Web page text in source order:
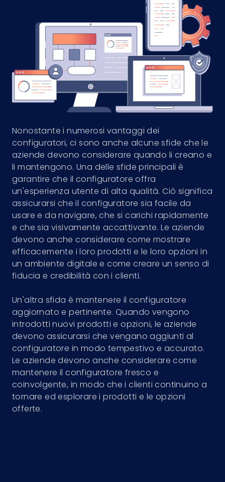
Nonostante i numerosi vantaggi dei
configuratori, ci sono anche alcune sfide che le
aziende devono considerare quando li creano e
li mantengono. Una delle sfide principali è
garantire che il configuratore offra
un'esperienza utente di alta qualità. Ciò significa
assicurarsi che il configuratore sia facile da
usare e da navigare, che si carichi rapidamente
e che sia visivamente accattivante. Le aziende
devono anche considerare come mostrare
efficacemente i loro prodotti e le loro opzioni in
un ambiente digitale e come creare un senso di
fiducia e credibilità con i clienti.
Un'altra sfida è mantenere il configuratore
aggiornato e pertinente. Quando vengono
introdotti nuovi prodotti e opzioni, le aziende
devono assicurarsi che vengano aggiunti al
configuratore in modo tempestivo e accurato.
Le aziende devono anche considerare come
mantenere il configuratore fresco e
coinvolgente, in modo che i clienti continuino a
tornare ed esplorare i prodotti e le opzioni
offerte.